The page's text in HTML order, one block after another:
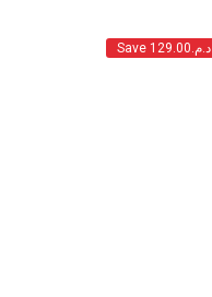
Save د.م.129.00